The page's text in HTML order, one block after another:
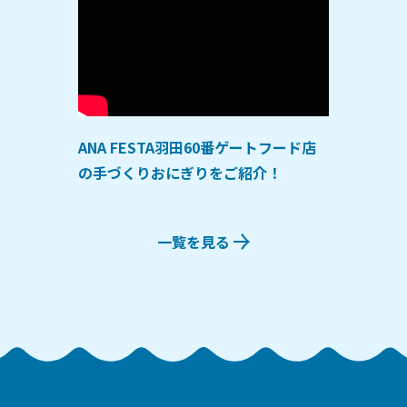
ANA FESTA羽田60番ゲートフード店
の手づくりおにぎりをご紹介！
一覧を見る